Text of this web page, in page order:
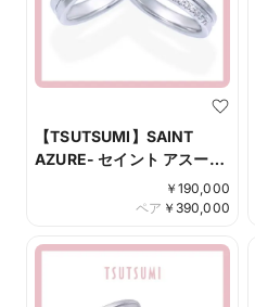
【TSUTSUMI】SAINT
AZURE- セイント アスール
￥ 190,000
￥ 390,000
ペア